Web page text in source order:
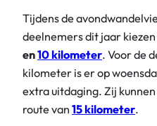
Tijdens de
deelnemers dit jaar
en10 kilometer. Voor de
kilometer is er op
extra uitdaging. Zij
route van 15 kilometer.